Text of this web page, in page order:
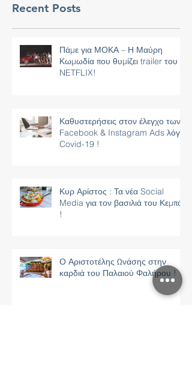
Recent Posts
Πάμε για ΜΟΚΑ – Η Μαύρη
Κωμωδία που θυμίζει trailer του
NETFLIX!
Καθυστερήσεις στον έλεγχο των
Facebook & Instagram Ads λόγω
Covid-19 !
Κυρ Αρίστος : Τα νέα Social
Media για τον βασιλιά του Κεμπάπ
!
Ο Αριστοτέλης Ωνάσης στην
καρδιά του Παλαιού Φαλήρου !